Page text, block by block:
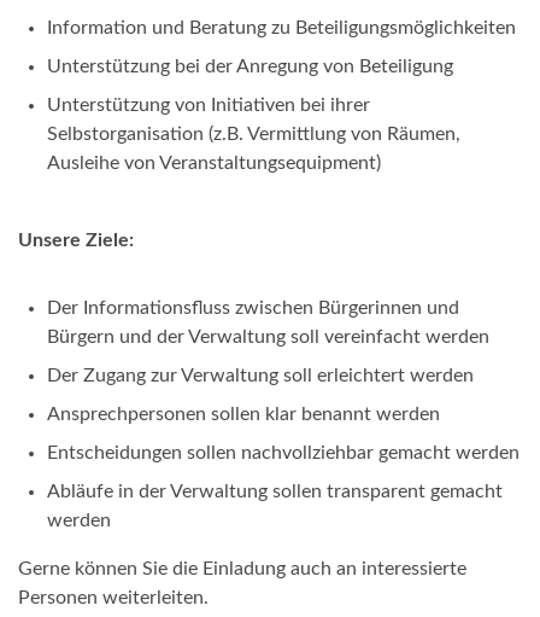
Information und Beratung zu Beteiligungsmöglichkeiten
Unterstützung bei der Anregung von Beteiligung
Unterstützung von Initiativen bei ihrer
Selbstorganisation (z.B. Vermittlung von Räumen,
Ausleihe von Veranstaltungsequipment)
Unsere Ziele:
Der Informationsfluss zwischen Bürgerinnen und
Bürgern und der Verwaltung soll vereinfacht werden
Der Zugang zur Verwaltung soll erleichtert werden
Ansprechpersonen sollen klar benannt werden
Entscheidungen sollen nachvollziehbar gemacht werden
Abläufe in der Verwaltung sollen transparent gemacht
werden
Gerne können Sie die Einladung auch an interessierte
Personen weiterleiten.